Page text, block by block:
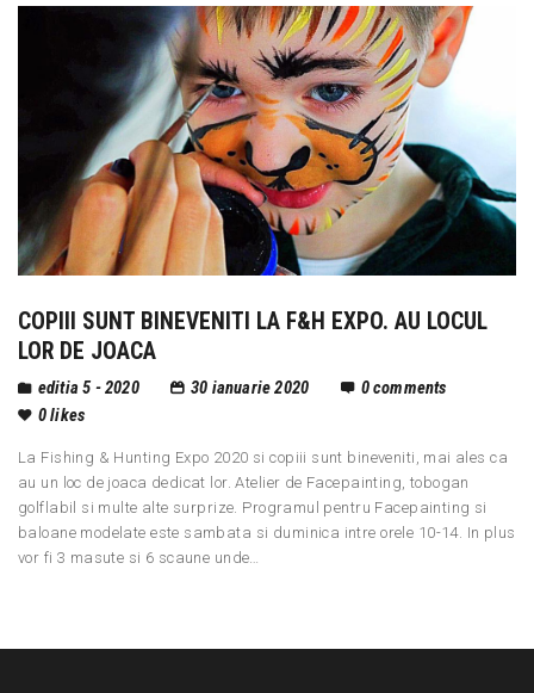
COPIII SUNT BINEVENITI LA F&H EXPO. AU LOCUL
LOR DE JOACA
editia 5 - 2020 30 ianuarie 2020 0comments
0likes
La Fishing & Hunting Expo 2020 si copiii sunt bineveniti, mai ales ca
au un loc de joaca dedicat lor. Atelier de Facepainting, tobogan
golflabil si multe alte surprize. Programul pentru Facepainting si
baloane modelate este sambata si duminica intre orele 10-14. In plus
vor fi 3 masute si 6 scaune unde…